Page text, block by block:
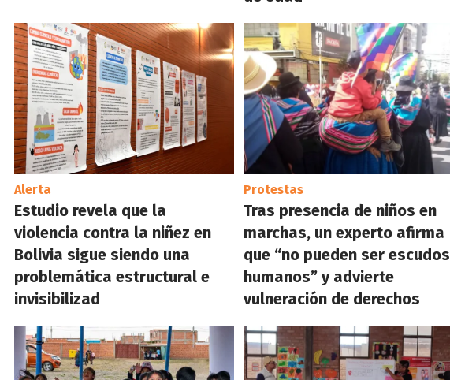
Alerta
Estudio revela que la
violencia contra la niñez en
Bolivia sigue siendo una
problemática estructural e
invisibilizad
Protestas
Tras presencia de niños en
marchas, un experto afirma
que “no pueden ser escudos
humanos” y advierte
vulneración de derechos